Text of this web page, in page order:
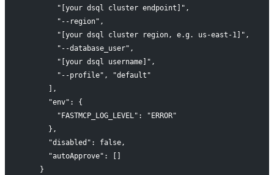
        "[your dsql cluster endpoint]",
        "--region",
        "[your dsql cluster region, e.g. us-east-1]",
        "--database_user",
        "[your dsql username]",
        "--profile", "default"
      ],
      "env": {
        "FASTMCP_LOG_LEVEL": "ERROR"
      },
      "disabled": false,
      "autoApprove": []
    }